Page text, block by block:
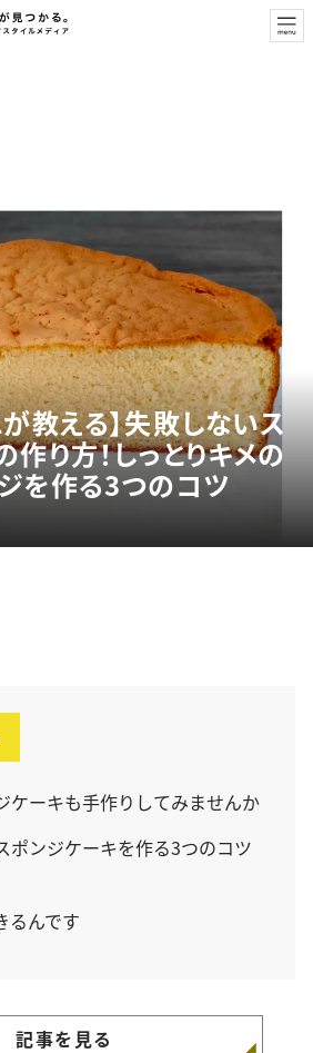
教える】失敗しないス
り方！しっとりキメの
を作る3つのコツ
ケーキも手作りしてみませんか
ポンジケーキを作る3つのコツ
るんです
記事を見る